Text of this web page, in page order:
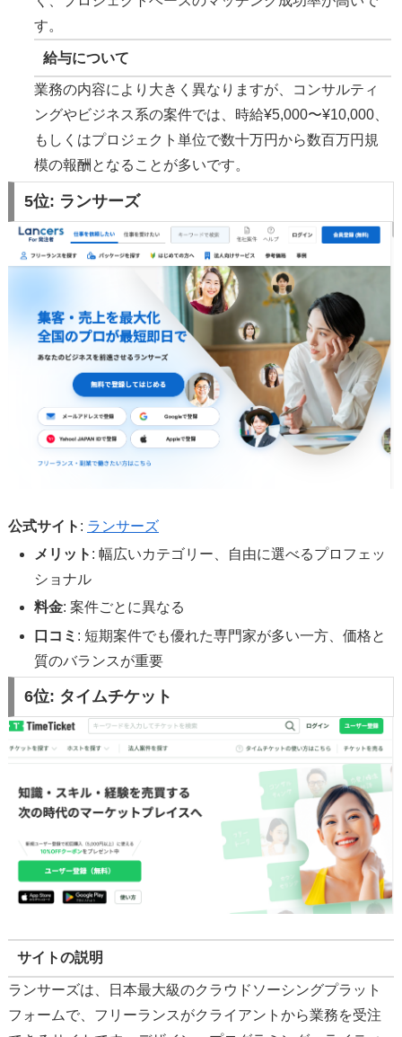
す。
給与について
業務の内容により大きく異なりますが、コンサルティ
ングやビジネス系の案件では、時給¥5,000〜¥10,000、
もしくはプロジェクト単位で数十万円から数百万円規
模の報酬となることが多いです。
5位: ランサーズ
公式サイト : ランサーズ
メリット : 幅広いカテゴリー、自由に選べるプロフェッ
ショナル
料金: 案件ごとに異なる
口コミ : 短期案件でも優れた専門家が多い一方、価格と
質のバランスが重要
6位: タイムチケット
サイトの説明
ランサーズは、日本最大級のクラウドソーシングプラット
フォームで、フリーランスがクライアントから業務を受注